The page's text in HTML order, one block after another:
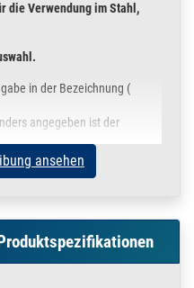
die Verwendung im Stahl,
in der Bezeichnung (
angegeben ist der
ansehen